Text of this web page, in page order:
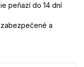
peňazí do 14 dní
a